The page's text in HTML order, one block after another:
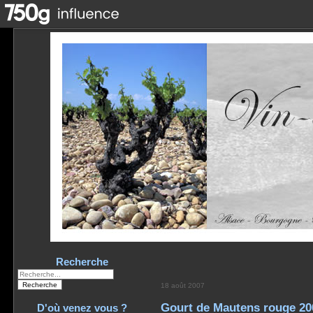
Recherche
D'où venez vous ?
18 août 2007
Gourt de Mautens rouge